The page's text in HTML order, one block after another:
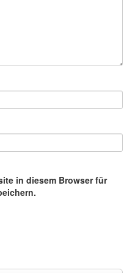
in diesem Browser für